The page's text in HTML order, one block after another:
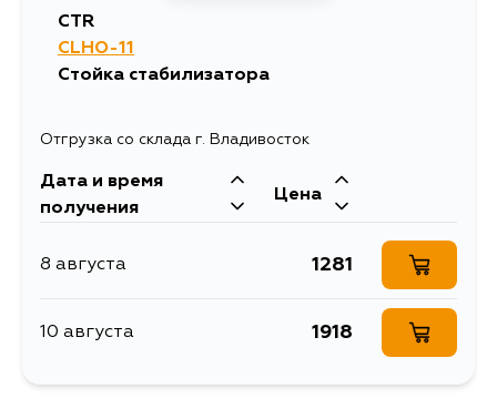
10 августа
12 августа 1281
14 августа 1281
14 августа 1281
CTR
CLHO-11
Стойка стабилизатора
Отгрузка со склада г. Владивосток
Дата и время
получения
Цена
8 августа 1281
10 августа 1918